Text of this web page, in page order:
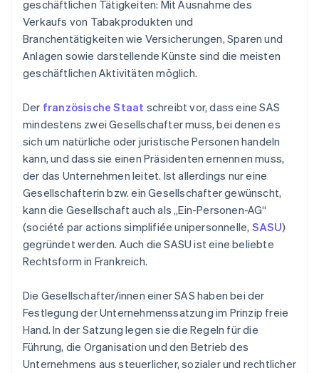
geschäftlichen Tätigkeiten: Mit Ausnahme des
Verkaufs von Tabakprodukten und
Branchentätigkeiten wie Versicherungen, Sparen und
Anlagen sowie darstellende Künste sind die meisten
geschäftlichen Aktivitäten möglich.
Der französische Staat schreibt vor, dass eine SAS
mindestens zwei Gesellschafter muss, bei denen es
sich um natürliche oder juristische Personen handeln
kann, und dass sie einen Präsidenten ernennen muss,
der das Unternehmen leitet. Ist allerdings nur eine
Gesellschafterin bzw. ein Gesellschafter gewünscht,
kann die Gesellschaft auch als „Ein-Personen-AG“
(société par actions simplifiée unipersonnelle, SASU)
gegründet werden. Auch die SASU ist eine beliebte
Rechtsform in Frankreich.
Die Gesellschafter/innen einer SAS haben bei der
Festlegung der Unternehmenssatzung im Prinzip freie
Hand. In der Satzung legen sie die Regeln für die
Führung, die Organisation und den Betrieb des
Unternehmens aus steuerlicher, sozialer und rechtlicher